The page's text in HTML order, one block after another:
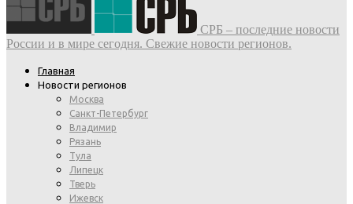
СРБ – последние новости
России и в мире сегодня. Свежие новости регионов.
Главная
Новости регионов
Москва
Санкт-Петербург
Владимир
Рязань
Тула
Липецк
Тверь
Ижевск